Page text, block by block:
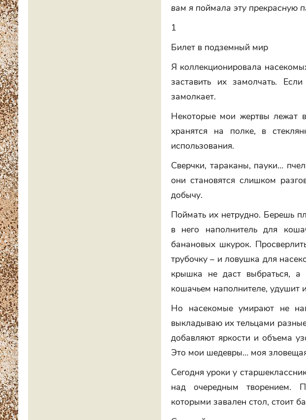
вам я поймала эту прекрасную
1
Билет в подземный мир
Я коллекционировала
заставить их замолчать.
замолкает.
Некоторые мои жертвы лежат
хранятся на полке, в
использования.
Сверчки, тараканы, пауки…
они становятся слишком
добычу.
Поймать их нетрудно. Берешь
в него наполнитель для
банановых шкурок.
трубочку – и ловушка для
крышка не даст выбраться,
кошачьем наполнителе, удушит
Но насекомые умирают не
выкладываю их тельцами
добавляют яркости и объема
Это мои шедевры… моя
Сегодня уроки у
над очередным творением.
которыми завален стол, стоит